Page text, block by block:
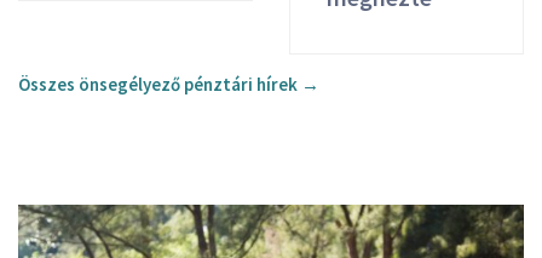
Összes önsegélyező pénztári hírek →